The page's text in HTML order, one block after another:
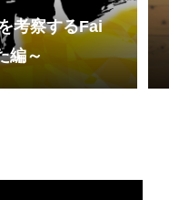
考察するFai
編～